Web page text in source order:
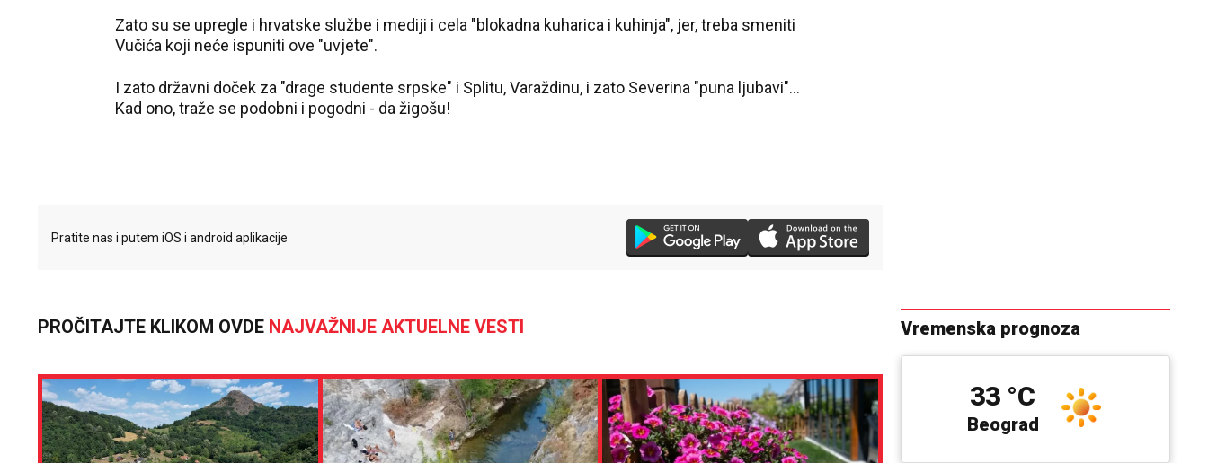
Zato su se upregle i hrvatske službe i mediji i cela "blokadna kuharica i kuhinja", jer, treba smeniti
Vučića koji neće ispuniti ove "uvjete".
I zato državni doček za "drage studente srpske" i Splitu, Varaždinu, i zato Severina "puna ljubavi"...
Kad ono, traže se podobni i pogodni - da žigošu!
Pratite nas i putem iOS i android aplikacije
PROČITAJTE KLIKOM OVDE NAJVAŽNIJE AKTUELNE VESTI Vremenska prognoza
Loznica
28 °C
Beograd
33 °C